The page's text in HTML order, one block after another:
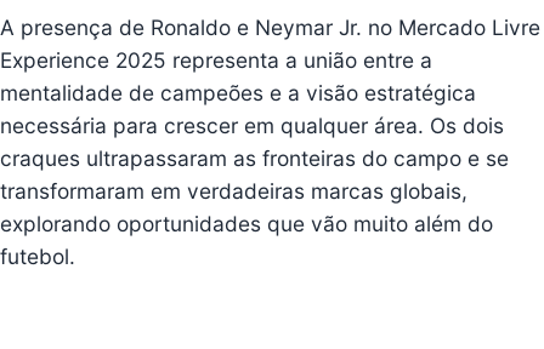
A presença de Ronaldo e Neymar Jr. no Mercado Livre
Experience 2025 representa a união entre a
mentalidade de campeões e a visão estratégica
necessária para crescer em qualquer área. Os dois
craques ultrapassaram as fronteiras do campo e se
transformaram em verdadeiras marcas globais,
explorando oportunidades que vão muito além do
futebol.